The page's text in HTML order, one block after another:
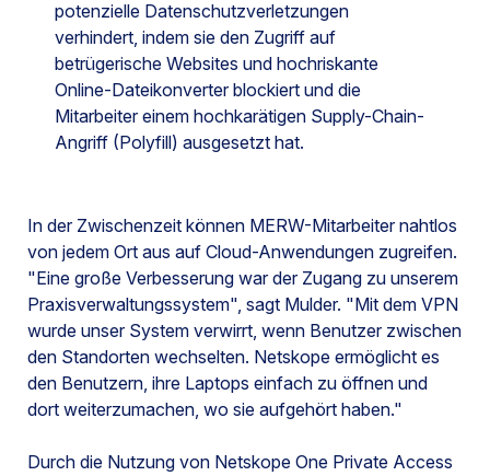
potenzielle Datenschutzverletzungen
verhindert, indem sie den Zugriff auf
betrügerische Websites und hochriskante
Online-Dateikonverter blockiert und die
Mitarbeiter einem hochkarätigen Supply-Chain-
Angriff (Polyfill) ausgesetzt hat.
In der Zwischenzeit können MERW-Mitarbeiter nahtlos
von jedem Ort aus auf Cloud-Anwendungen zugreifen.
"Eine große Verbesserung war der Zugang zu unserem
Praxisverwaltungssystem", sagt Mulder. "Mit dem VPN
wurde unser System verwirrt, wenn Benutzer zwischen
den Standorten wechselten. Netskope ermöglicht es
den Benutzern, ihre Laptops einfach zu öffnen und
dort weiterzumachen, wo sie aufgehört haben."
Durch die Nutzung von Netskope One Private Access